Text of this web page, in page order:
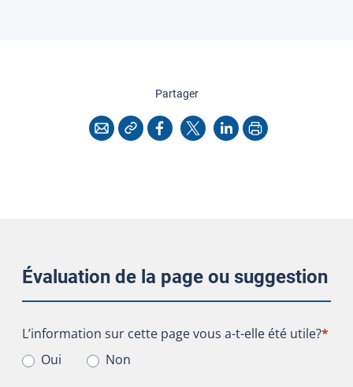
Partagercette page
CourrielCopier l'adresse
Facebook
X LinkedInImprimer
Évaluation de la page ou suggestion
L’information sur cette page vous a-t-elle été utile?
L’information sur cette page vous a-t-elle été utile?*
Oui
Non